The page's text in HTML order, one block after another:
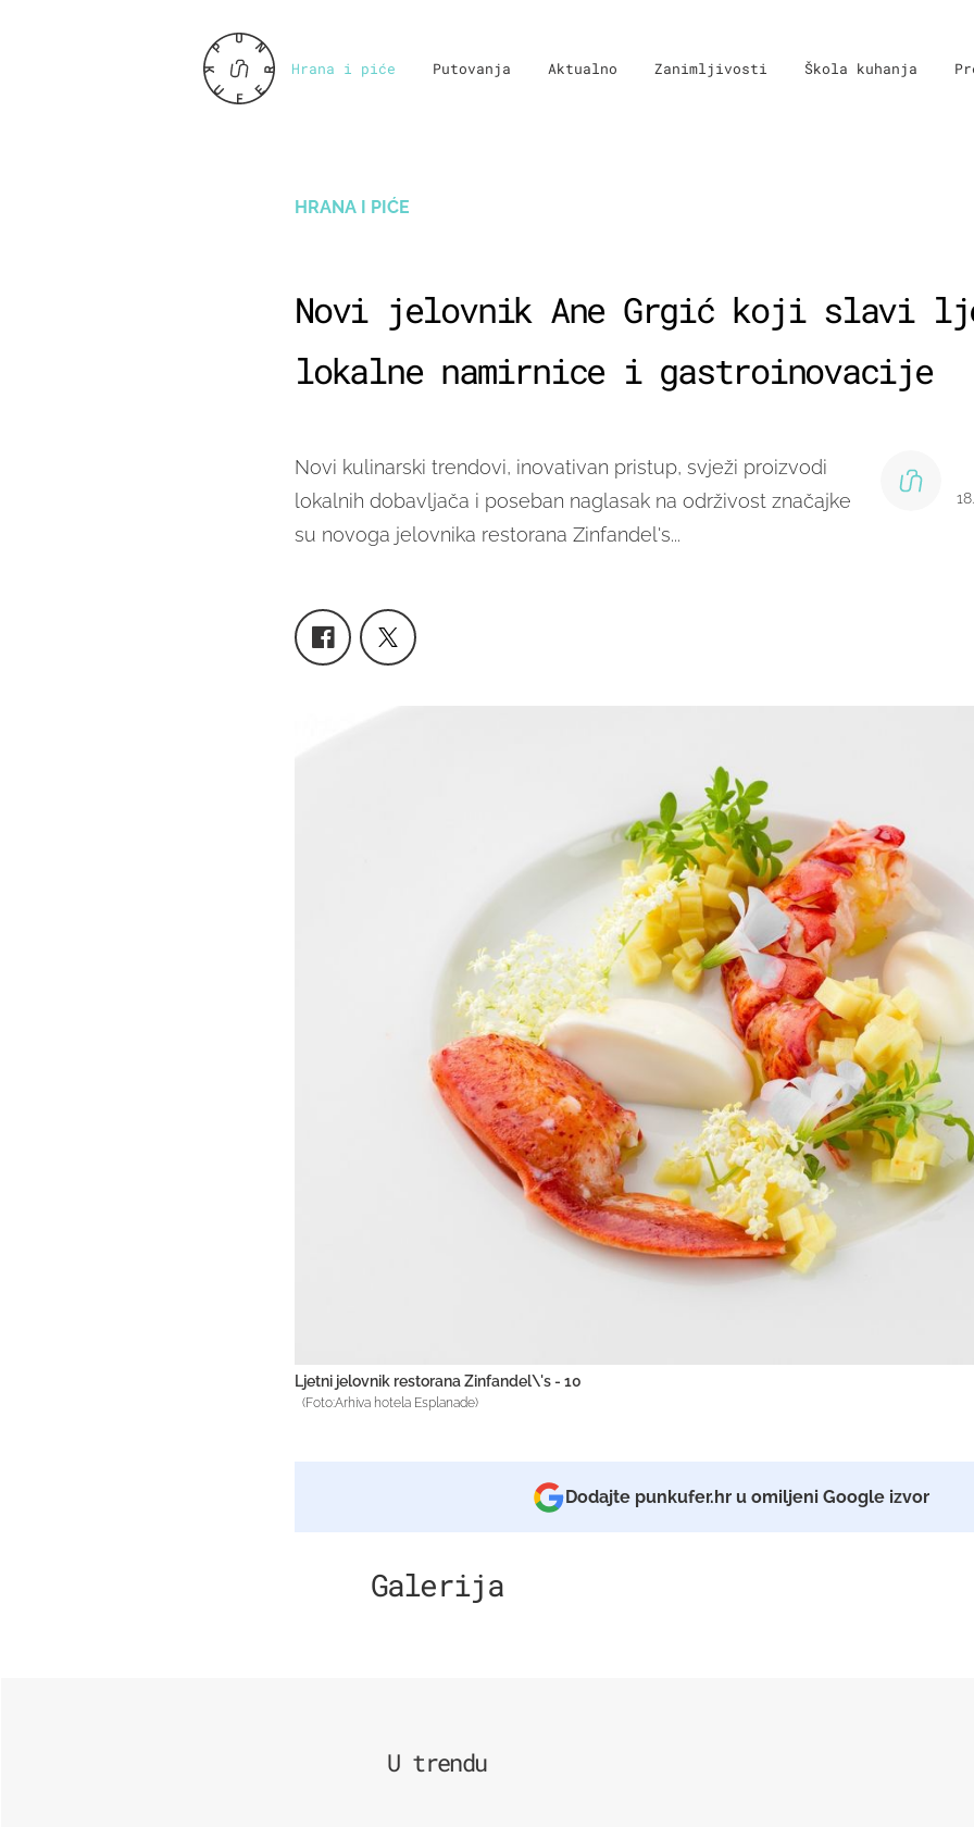
Hrana i piće Putovanja Aktualno Zanimljivosti Škola kuhanja
HRANA I PIĆE
Novi jelovnik Ane Grgić koji slavi
lokalne namirnice i gastroinovacije
Novi kulinarski trendovi, inovativan pristup, svježi proizvodi
lokalnih dobavljača i poseban naglasak na održivost značajke
su novoga jelovnika restorana Zinfandel's...
Ljetni jelovnik restorana Zinfandel\'s - 10
(Foto:Arhiva hotela Esplanade)
Dodajte punkufer.hr u omiljeni Google izvor
Galerija
U trendu